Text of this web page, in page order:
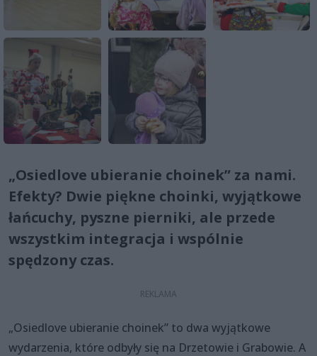
„Osiedlove ubieranie choinek” za nami.
Efekty? Dwie piękne choinki, wyjątkowe
łańcuchy, pyszne pierniki, ale przede
wszystkim integracja i wspólnie
spędzony czas.
„Osiedlove ubieranie choinek” to dwa wyjątkowe
wydarzenia, które odbyły się na Drzetowie i Grabowie. A